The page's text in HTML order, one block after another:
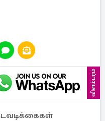
விளம்பரம்